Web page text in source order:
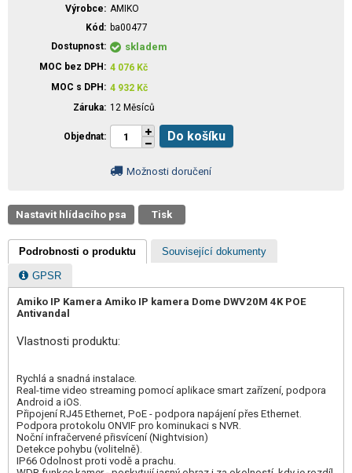
Výrobce
AMIKO
Kód
ba00477
Dostupnost
skladem
MOC bez DPH 4 076 Kč
MOC s DPH
4 932 Kč
Záruka 12 Měsíců
Objednat Do košíku
Možnosti doručení
Nastavit hlídacího psa Tisk
Podrobnosti o produktu Související dokumenty
GPSR
Amiko IP Kamera Amiko IP kamera Dome DWV20M 4K POE
Antivandal
Vlastnosti produktu:
Rychlá a snadná instalace.
Real-time video streaming pomocí aplikace smart zařízení, podpora
Android a iOS.
Připojení RJ45 Ethernet, PoE - podpora napájení přes Ethernet.
Podpora protokolu ONVIF pro kominukaci s NVR.
Noční infračervené přisvícení (Nightvision)
Detekce pohybu (volitelně).
IP66 Odolnost proti vodě a prachu.